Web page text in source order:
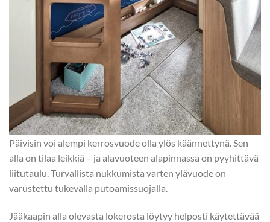
Päivisin voi alempi kerrosvuode olla ylös käännettynä. Sen
alla on tilaa leikkiä – ja alavuoteen alapinnassa on pyyhittävä
liitutaulu. Turvallista nukkumista varten ylävuode on
varustettu tukevalla putoamissuojalla.
Jääkaapin alla olevasta lokerosta löytyy helposti käytettävää